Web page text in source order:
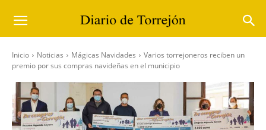
Inicio Noticias Mágicas Navidades
Varios torrejoneros reciben un
premio por sus compras navideñas en el municipio